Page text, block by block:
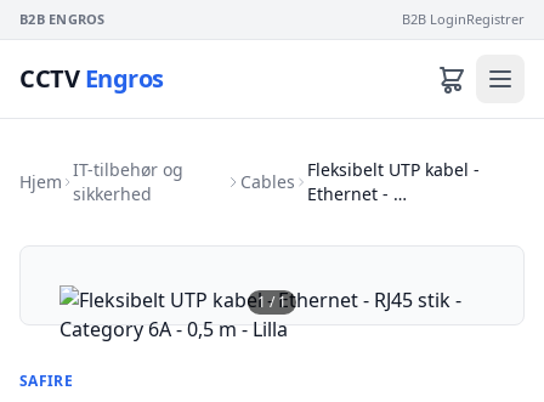
B2B ENGROS B2B LoginRegistrer
CCTVEngros
Hjem
IT-tilbehør og
sikkerhed
Cables
Fleksibelt UTP kabel -
Ethernet - …
1/1
SAFIRE